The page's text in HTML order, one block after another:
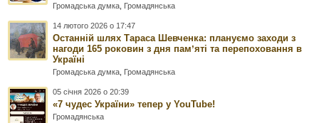
Громадська думка Громадянська
14 лютого 2026 о 17:47
Останній шлях Тараса Шевченка: плануємо заходи з
нагоди 165 роковин з дня памʼяті та перепоховання в
Україні
Громадська думка Громадянська
05 січня 2026 о 20:39
«7 чудес України» тепер у YouTube!
Громадянська